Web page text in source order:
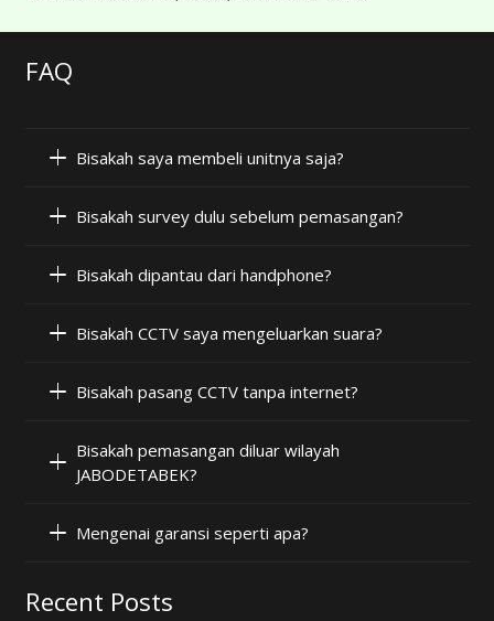
FAQ
Bisakah saya membeli unitnya saja?
Bisakah survey dulu sebelum pemasangan?
Bisakah dipantau dari handphone?
Bisakah CCTV saya mengeluarkan suara?
Bisakah pasang CCTV tanpa internet?
Bisakah pemasangan diluar wilayah
JABODETABEK?
Mengenai garansi seperti apa?
Recent Posts